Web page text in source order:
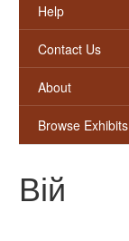
Help
Contact Us
About
Browse Exhibits
Вій